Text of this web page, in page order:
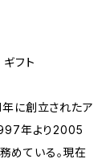
フト
年に創立されたア
年より2005
めている。現在